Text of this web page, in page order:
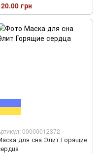
грн
00000012372
для сна Элит Горящие